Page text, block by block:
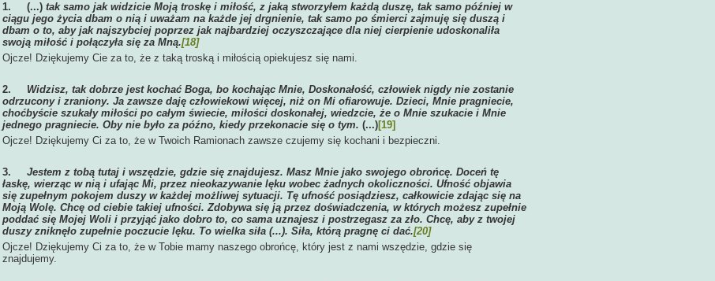
1. (...) tak samo jak widzicie Moją troskę i miłość, z jaką stworzyłem każdą duszę, tak samo później w
ciągu jego życia dbam o nią i uważam na każde jej drgnienie, tak samo po śmierci zajmuję się duszą i
dbam o to, aby jak najszybciej poprzez jak najbardziej oczyszczające dla niej cierpienie udoskonaliła
swoją miłość i połączyła się za Mną.[18]
Ojcze! Dziękujemy Cie za to, że z taką troską i miłością opiekujesz się nami.
2. Widzisz, tak dobrze jest kochać Boga, bo kochając Mnie, Doskonałość, człowiek nigdy nie zostanie
odrzucony i zraniony. Ja zawsze daję człowiekowi więcej, niż on Mi ofiarowuje. Dzieci, Mnie pragniecie,
choćbyście szukały miłości po całym świecie, miłości doskonałej, wiedzcie, że o Mnie szukacie i Mnie
jednego pragniecie. Oby nie było za późno, kiedy przekonacie się o tym. (...)[19]
Ojcze! Dziękujemy Ci za to, że w Twoich Ramionach zawsze czujemy się kochani i bezpieczni.
3. Jestem z tobą tutaj i wszędzie, gdzie się znajdujesz. Masz Mnie jako swojego obrońcę. Doceń tę
łaskę, wierząc w nią i ufając Mi, przez nieokazywanie lęku wobec żadnych okoliczności. Ufność objawia
się zupełnym pokojem duszy w każdej możliwej sytuacji. Tę ufność posiądziesz, całkowicie zdając się na
Moją Wolę. Chcę od ciebie takiej ufności. Zdobywa się ją przez doświadczenia, w których możesz zupełnie
poddać się Mojej Woli i przyjąć jako dobro to, co sama uznajesz i postrzegasz za zło. Chcę, aby z twojej
duszy zniknęło zupełnie poczucie lęku. To wielka siła (...). Siła, którą pragnę ci dać.[20]
Ojcze! Dziękujemy Ci za to, że w Tobie mamy naszego obrońcę, który jest z nami wszędzie, gdzie się
znajdujemy.